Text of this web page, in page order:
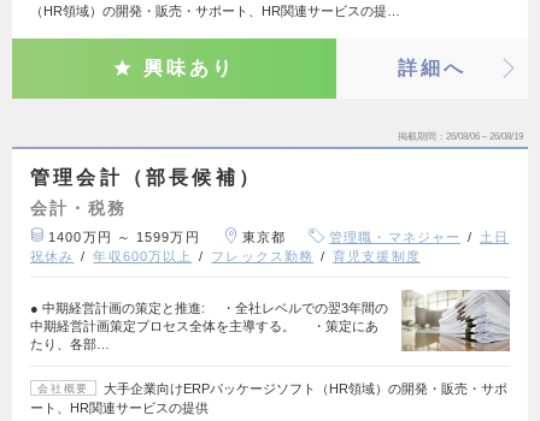
（HR領域）の開発・販売・サポート、HR関連サービスの提…
興味あり 詳細へ
掲載期間 26/08/06～26/08/19
管理会計（部長候補）
会計・税務
1400万円 ～ 1599万円 東京都 管理職・マネジャー
土日
祝休み
年収600万以上 フレックス勤務 育児支援制度
● 中期経営計画の策定と推進: ・全社レベルでの翌3年間の
中期経営計画策定プロセス全体を主導する。 ・策定にあ
たり、各部…
会社概要
大手企業向けERPパッケージソフト（HR領域）の開発・販売・サポ
ート、HR関連サービスの提供